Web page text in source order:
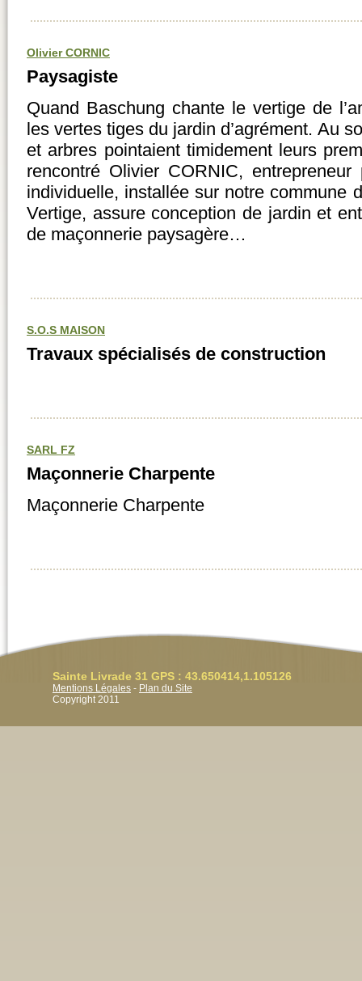
Olivier CORNIC
Paysagiste
Quand Baschung chante le vertige de
les vertes tiges du jardin d’agrément. Au
et arbres pointaient timidement leurs
rencontré Olivier CORNIC,
individuelle, installée sur notre commune
Vertige, assure conception de jardin et
de maçonnerie paysagère…
S.O.S MAISON
Travaux spécialisés de construction
SARL FZ
Maçonnerie Charpente
Maçonnerie Charpente
Sainte Livrade 31 GPS : 43.650414,1.105126
Mentions Légales - Plan du Site
Copyright 2011